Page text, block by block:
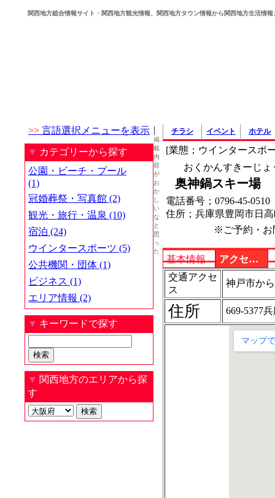
関西地方総合情報サイト・関西地方観光情報、関西地方タウン情報から関西地方生活情報
>> 言語選択メニューを表示
▼ カテゴリーから探す
公園・ビーチ・プール
(1)
冠婚葬祭・写真館 (2)
観光・旅行・温泉 (10)
宿泊 (24)
ウインタースポーツ (5)
公共機関・団体 (1)
ビジネス (1)
エリア情報 (2)
▼ キーワードで探す
▼ 関西地方のエリアから探
す
チラシ イベント ホテル
[業態；ウインタースポ
おくかんすきーじょ
奥神鍋スキー場
電話番号；0796-45-
住所；兵庫県豊岡市日
※ご予約・お
基本情報
アクセス・地図
交通アクセ
ス
神戸市か
住所 669-5377
|
掲
載
内
容
が
お
か
し
い
な
と
思
っ
た